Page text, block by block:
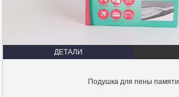
ДЕТАЛИ
Подушка для пены памяти